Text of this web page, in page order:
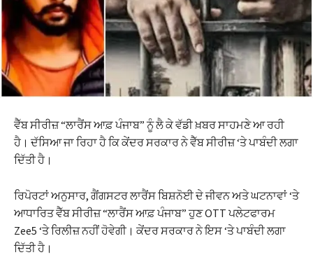
ਵੈੱਬ ਸੀਰੀਜ਼ “ਲਾਰੈਂਸ ਆਫ਼ ਪੰਜਾਬ” ਨੂੰ ਲੈ ਕੇ ਵੱਡੀ ਖ਼ਬਰ ਸਾਹਮਣੇ ਆ ਰਹੀ
ਹੈ। ਦੱਸਿਆ ਜਾ ਰਿਹਾ ਹੈ ਕਿ ਕੇਂਦਰ ਸਰਕਾਰ ਨੇ ਵੈੱਬ ਸੀਰੀਜ਼ ‘ਤੇ ਪਾਬੰਦੀ ਲਗਾ
ਦਿੱਤੀ ਹੈ।
ਰਿਪੋਰਟਾਂ ਅਨੁਸਾਰ, ਗੈਂਗਸਟਰ ਲਾਰੈਂਸ ਬਿਸ਼ਨੋਈ ਦੇ ਜੀਵਨ ਅਤੇ ਘਟਨਾਵਾਂ ‘ਤੇ
ਆਧਾਰਿਤ ਵੈੱਬ ਸੀਰੀਜ਼ “ਲਾਰੈਂਸ ਆਫ਼ ਪੰਜਾਬ” ਹੁਣ OTT ਪਲੇਟਫਾਰਮ
Zee5 ‘ਤੇ ਰਿਲੀਜ਼ ਨਹੀਂ ਹੋਵੇਗੀ। ਕੇਂਦਰ ਸਰਕਾਰ ਨੇ ਇਸ ‘ਤੇ ਪਾਬੰਦੀ ਲਗਾ
ਦਿੱਤੀ ਹੈ।